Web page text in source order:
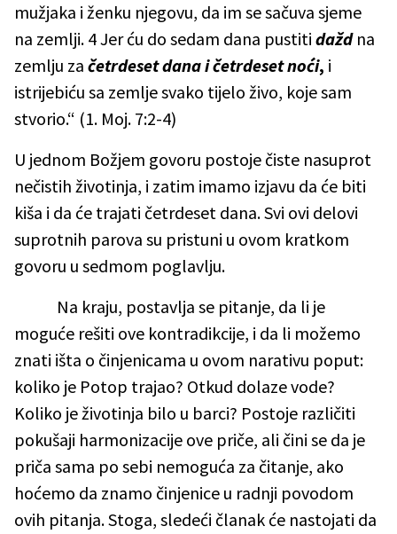
mužjaka i ženku njegovu, da im se sačuva sjeme
na zemlji. 4 Jer ću do sedam dana pustiti dažd na
zemlju za četrdeset danaičetrdeset noći, i
istrijebiću sa zemlje svako tijelo živo, koje sam
stvorio.“ (1. Moj. 7:2-4)
U jednom Božjem govoru postoje čiste nasuprot
nečistih životinja, i zatim imamo izjavu da će biti
kiša i da će trajati četrdeset dana. Svi ovi delovi
suprotnih parova su pristuni u ovom kratkom
govoru u sedmom poglavlju.
Na kraju, postavlja se pitanje, da li je
moguće rešiti ove kontradikcije, i da li možemo
znati išta o činjenicama u ovom narativu poput:
koliko je Potop trajao? Otkud dolaze vode?
Koliko je životinja bilo u barci? Postoje različiti
pokušaji harmonizacije ove priče, ali čini se da je
priča sama po sebi nemoguća za čitanje, ako
hoćemo da znamo činjenice u radnji povodom
ovih pitanja. Stoga, sledeći članak će nastojati da